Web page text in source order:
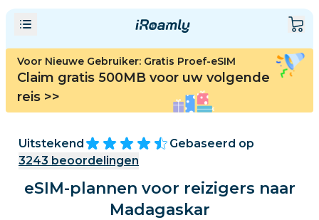
Voor Nieuwe Gebruiker: Gratis Proef-eSIM
Claim gratis 500MB voor uw volgende
reis >>
Uitstekend
Gebaseerd op
3243 beoordelingen
eSIM-plannen voor reizigers naar
Madagaskar